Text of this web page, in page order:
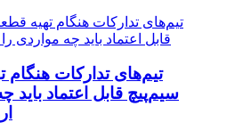
تیم‌های تدارکات هنگام
سیم‌پیچ قابل اعتماد باید